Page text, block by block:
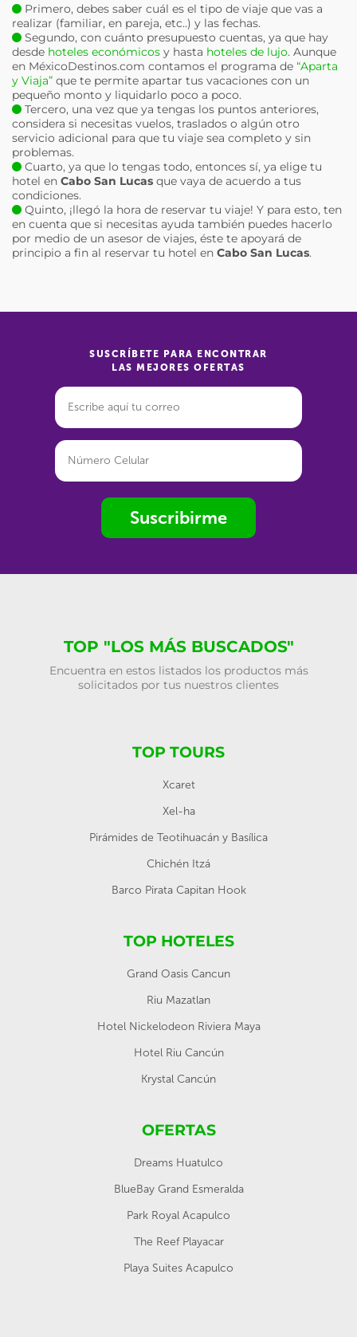
Primero, debes saber cuál es el tipo de viaje que vas a
realizar (familiar, en pareja, etc..) y las fechas.
Segundo, con cuánto presupuesto cuentas, ya que hay
desde hoteles económicos y hasta hoteles de lujo. Aunque
en MéxicoDestinos.com contamos el programa de “Aparta
y Viaja” que te permite apartar tus vacaciones con un
pequeño monto y liquidarlo poco a poco.
Tercero, una vez que ya tengas los puntos anteriores,
considera si necesitas vuelos, traslados o algún otro
servicio adicional para que tu viaje sea completo y sin
problemas.
Cuarto, ya que lo tengas todo, entonces sí, ya elige tu
hotel en Cabo San Lucas que vaya de acuerdo a tus
condiciones.
Quinto, ¡llegó la hora de reservar tu viaje! Y para esto, ten
en cuenta que si necesitas ayuda también puedes hacerlo
por medio de un asesor de viajes, éste te apoyará de
principio a fin al reservar tu hotel en Cabo San Lucas.
SUSCRÍBETE PARA ENCONTRAR
LAS MEJORES OFERTAS
Suscribirme
TOP "LOS MÁS BUSCADOS"
Encuentra en estos listados los productos más
solicitados por tus nuestros clientes
TOP TOURS
Xcaret
Xel-ha
Pirámides de Teotihuacán y Basílica
Chichén Itzá
Barco Pirata Capitan Hook
TOP HOTELES
Grand Oasis Cancun
Riu Mazatlan
Hotel Nickelodeon Riviera Maya
Hotel Riu Cancún
Krystal Cancún
OFERTAS
Dreams Huatulco
BlueBay Grand Esmeralda
Park Royal Acapulco
The Reef Playacar
Playa Suites Acapulco